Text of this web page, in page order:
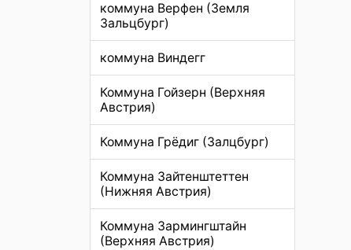
коммуна Верфен (Земля
Зальцбург)
коммуна Виндегг
Коммуна Гойзерн (Верхняя
Австрия)
Коммуна Грёдиг (Залцбург)
Коммуна Зайтенштеттен
(Нижняя Австрия)
Коммуна Зармингштайн
(Верхняя Австрия)